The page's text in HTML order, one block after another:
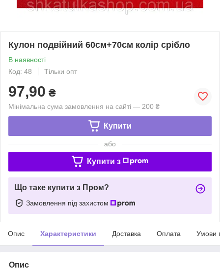
Кулон подвійний 60см+70см колір срібло
В наявності
Код: 48
Тільки опт
97,90 ₴
Мінімальна сума замовлення на сайті — 200 ₴
Купити
або
Купити з
Що таке купити з Пром?
Замовлення під захистом
Опис Характеристики Доставка Оплата Умови
Опис